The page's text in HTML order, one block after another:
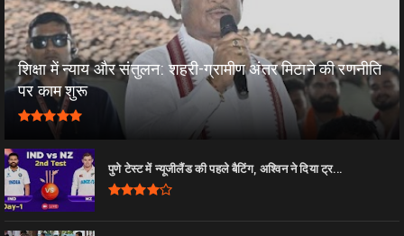
शिक्षा में न्याय और संतुलन: शहरी-ग्रामीण अंतर मिटाने की रणनीति
पर काम शुरू
पुणे टेस्ट में न्यूजीलैंड की पहले बैटिंग, अश्विन ने दिया ट्र...